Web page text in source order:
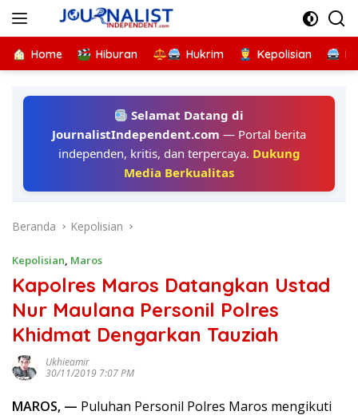
Home Hiburan Hukrim Kepolisian
Selamat Datang di
JournalistIndependent.com — Portal berita
independen, kritis, dan terpercaya. Dukung
Media Berkualitas
Beranda Kepolisian
Kepolisian, Maros
Kapolres Maros Datangkan Ustad
Nur Maulana Personil Polres
Khidmat Dengarkan Tauziah
Ukhieamir
30/11/2019 7:07 PM
MAROS, — Puluhan Personil Polres Maros mengikuti